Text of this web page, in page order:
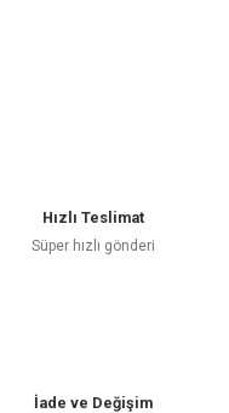
Hızlı Teslimat
Süper hızlı gönderi
İade ve Değişim